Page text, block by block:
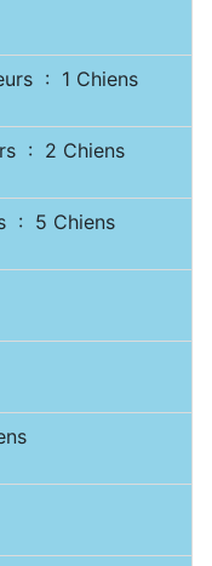
: 1 Chiens
: 2 Chiens
: 5 Chiens